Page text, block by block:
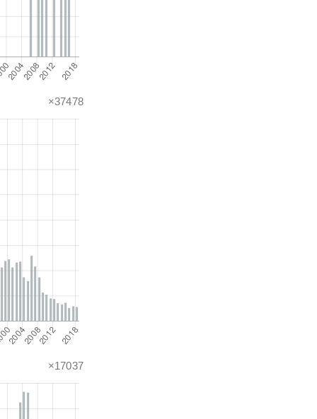
×37478
×17037